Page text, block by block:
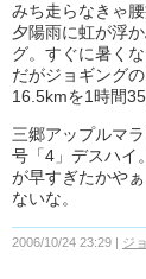
みち走らなきゃ腰
夕陽雨に虹が浮
グ。すぐに暑く
だがジョギング
16.5kmを1時間35
三郷アップルマ
号「4」デスハイ
が早すぎたかや
ないな。
2006/10/24 23:29 ジ